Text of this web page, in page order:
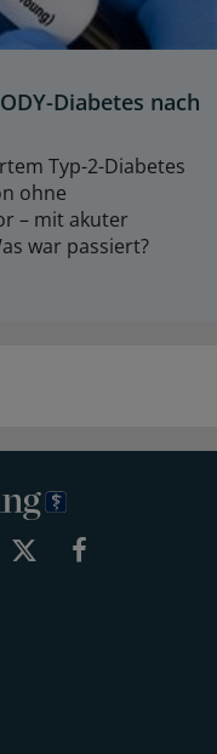
Diabetes nach
Typ-2-Diabetes
ohne
– mit akuter
war passiert?